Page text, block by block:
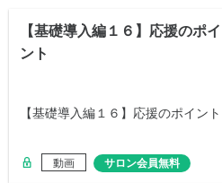
【基礎導入編１６】応援のポイ
ント
【基礎導入編１６】応援のポイント
動画 サロン会員無料